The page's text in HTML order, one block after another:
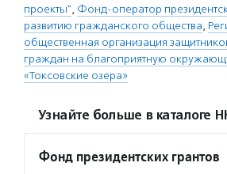
проекты", Фонд-оператор
развитию гражданского общества,
общественная организация
граждан на благоприятную
«Токсовские озера»
Узнайте больше в каталоге
Фонд президентских грантов